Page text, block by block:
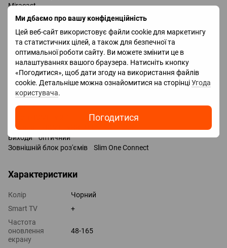
Ми дбаємо про вашу конфіденційність
Цей веб-сайт використовує файли cookie для маркетингу
та статистичних цілей, а також для безпечної та
оптимальної роботи сайту. Ви можете змінити це в
налаштуваннях вашого браузера. Натисніть кнопку
«Погодитися», щоб дати згоду на використання файлів
cookie. Детальніше можна ознайомитися на сторінціУгода
користувача.
Погодитися
Miracast
Bluetooth v 5.2-5.3
керування голосом
Amazon Alexa
Google Assistant
Bixby
Роз'єми
Входи USB 4 шт / 3x USB-A, 1x USB-C /
LAN
HDMI 4 шт
Технології HDMI VRR, ALLM, CEC, eARC
Виходи оптичний
Зовнішній блок роз'ємів Slim One Connect
Характеристики
Колір
Чорний
Smart TV
+
Частота
оновлення
екрану
48-165